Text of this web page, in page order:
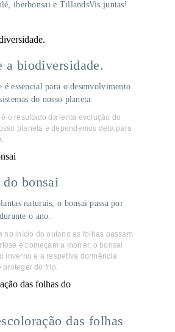
iberbonsai e TillandsVis juntas!
a biodiversidade.
é essencial para o desenvolvimento
do nosso planeta.
o resultado da lenta evolução do
planeta e dependemos dela para
do bonsai
naturais, o bonsai passa por
o ano.
no início do outono as folhas passam
e começam a morrer, o bonsai
inverno e a respetiva dormência
proteger do frio.
das folhas